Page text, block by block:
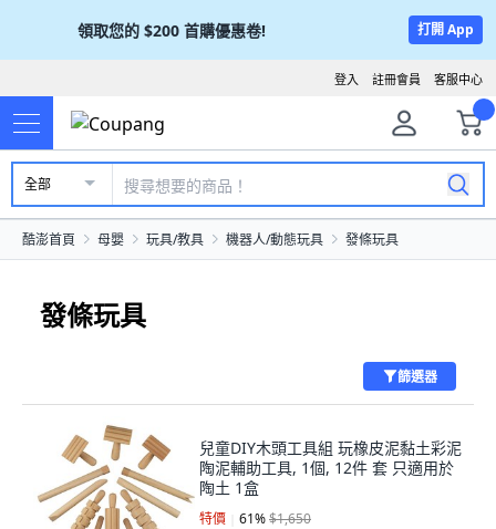
領取您的 $200 首購優惠卷! 打開 App
客服中心
註冊會員
登入
全部
酷澎首頁 母嬰 玩具/教具 機器人/動態玩具 發條玩具
發條玩具
篩選器
兒童DIY木頭工具組 玩橡皮泥黏土彩泥
陶泥輔助工具, 1個, 12件 套 只適用於
陶土 1盒
特價 61%$1,650